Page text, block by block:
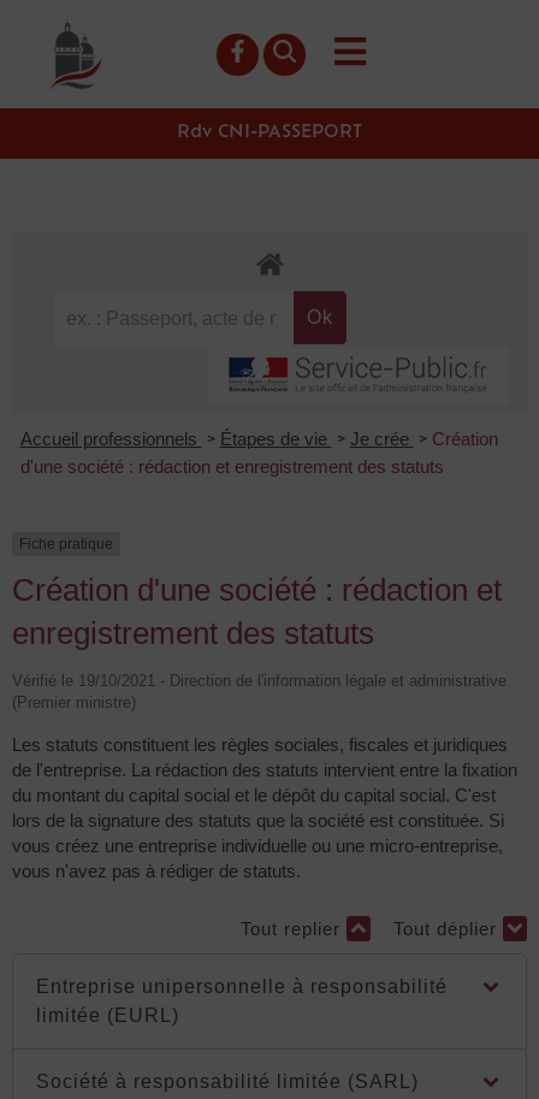
principal
Rdv CNI-PASSEPORT
Accueil professionnels > Étapes de vie > Je crée > Création
d'une société : rédaction et enregistrement des statuts
Fiche pratique
Création d'une société : rédaction et
enregistrement des statuts
Vérifié le 19/10/2021 - Direction de l'information légale et administrative
(Premier ministre)
Les statuts constituent les règles sociales, fiscales et juridiques
de l'entreprise. La rédaction des statuts intervient entre la fixation
du montant du capital social et le dépôt du capital social. C'est
lors de la signature des statuts que la société est constituée. Si
vous créez une entreprise individuelle ou une micro-entreprise,
vous n'avez pas à rédiger de statuts.
Tout replier Tout déplier
Entreprise unipersonnelle à responsabilité
limitée (EURL)
Société à responsabilité limitée (SARL)